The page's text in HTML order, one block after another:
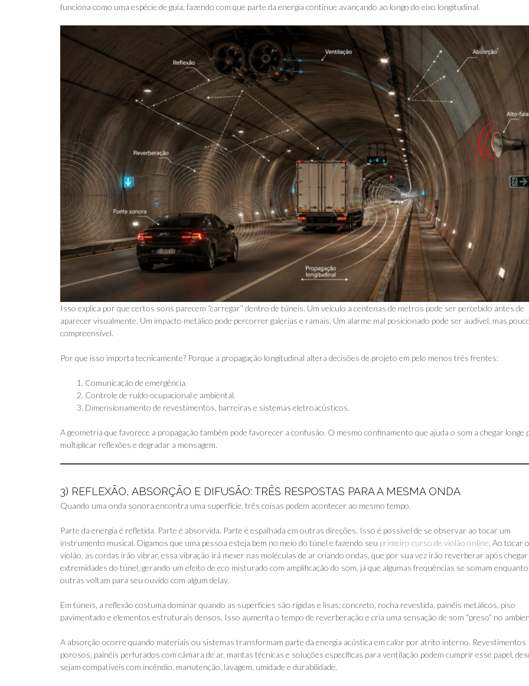
funciona como uma espécie de guia, fazendo com que parte da energia continue avançando ao longo do eixo longitudinal.
Isso explica por que certos sons parecem “carregar” dentro de túneis. Um veículo a centenas de metros pode ser percebido antes de
aparecer visualmente. Um impacto metálico pode percorrer galerias e ramais. Um alarme mal posicionado pode ser audível, mas
compreensível.
Por que isso importa tecnicamente? Porque a propagação longitudinal altera decisões de projeto em pelo menos três frentes:
Comunicação de emergência.
Controle de ruído ocupacional e ambiental.
Dimensionamento de revestimentos, barreiras e sistemas eletroacústicos.
A geometria que favorece a propagação também pode favorecer a confusão. O mesmo confinamento que ajuda o som a chegar longe
multiplicar reflexões e degradar a mensagem.
3) REFLEXÃO, ABSORÇÃO E DIFUSÃO: TRÊS RESPOSTAS PARA A MESMA ONDA
Quando uma onda sonora encontra uma superfície, três coisas podem acontecer ao mesmo tempo.
Parte da energia é refletida. Parte é absorvida. Parte é espalhada em outras direções. Isso é possível de se observar ao tocar um
instrumento musical. Digamos que uma pessoa esteja bem no meio do túnel e fazendo seu primeiro curso de violão online. Ao tocar o
violão, as cordas irão vibrar, essa vibração irá mexer nas moléculas de ar criando ondas, que por sua vez irão reverberar após
extremidades do túnel, gerando um efeito de eco misturado com amplificação do som, já que algumas frequências se somam enquanto
outras voltam para seu ouvido com algum delay.
Em túneis, a reflexão costuma dominar quando as superfícies são rígidas e lisas: concreto, rocha revestida, painéis metálicos, piso
pavimentado e elementos estruturais densos. Isso aumenta o tempo de reverberação e cria uma sensação de som “preso” no
A absorção ocorre quando materiais ou sistemas transformam parte da energia acústica em calor por atrito interno. Revestimentos
porosos, painéis perfurados com câmara de ar, mantas técnicas e soluções específicas para ventilação podem cumprir esse papel,
sejam compatíveis com incêndio, manutenção, lavagem, umidade e durabilidade.